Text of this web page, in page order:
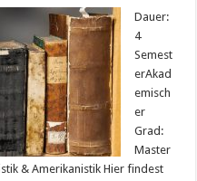
Dauer:
4
Semest
erAkad
emisch
er
Grad:
Master
& Amerikanistik Hier findest